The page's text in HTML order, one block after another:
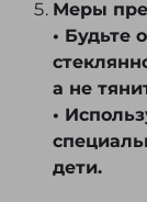
Меры
• Будьте
а не
•
дети.